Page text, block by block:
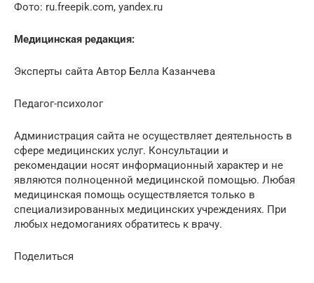
Фото: ru.freepik.com, yandex.ru
Медицинская редакция:
Эксперты сайта Автор Белла Казанчева
Педагог-психолог
Администрация сайта не осуществляет деятельность в
сфере медицинских услуг. Консультации и
рекомендации носят информационный характер и не
являются полноценной медицинской помощью. Любая
медицинская помощь осуществляется только в
специализированных медицинских учреждениях. При
любых недомоганиях обратитесь к врачу.
Поделиться